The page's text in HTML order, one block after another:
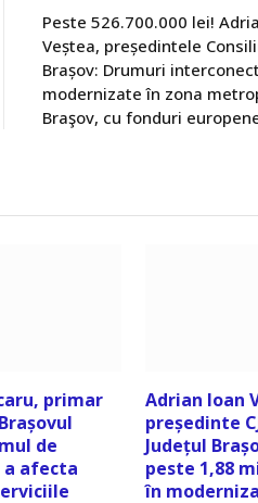
Peste 526.700.000 lei!
Veștea, președintele
Brașov: Drumuri
modernizate în zona
Braşov, cu fonduri
primar
de
afecta
Adrian Ioan
președinte
Județul
peste 1,88
în